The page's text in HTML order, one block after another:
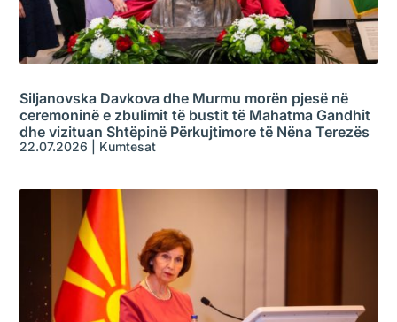
Siljanovska Davkova dhe Murmu morën pjesë në
ceremoninë e zbulimit të bustit të Mahatma Gandhit
dhe vizituan Shtëpinë Përkujtimore të Nëna Terezës
22.07.2026 Kumtesat